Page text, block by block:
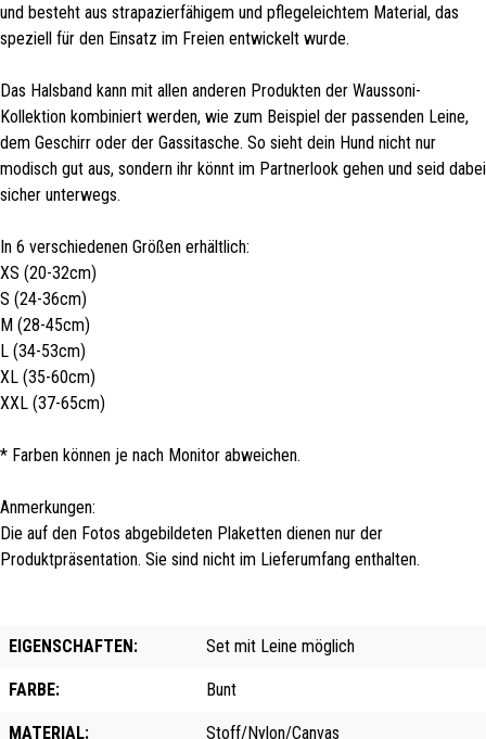
und besteht aus strapazierfähigem und pflegeleichtem Material, das
speziell für den Einsatz im Freien entwickelt wurde.
Das Halsband kann mit allen anderen Produkten der Waussoni-
Kollektion kombiniert werden, wie zum Beispiel der passenden Leine,
dem Geschirr oder der Gassitasche. So sieht dein Hund nicht nur
modisch gut aus, sondern ihr könnt im Partnerlook gehen und seid dabei
sicher unterwegs.
In 6 verschiedenen Größen erhältlich:
XS (20-32cm)
S (24-36cm)
M (28-45cm)
L (34-53cm)
XL (35-60cm)
XXL (37-65cm)
* Farben können je nach Monitor abweichen.
Anmerkungen:
Die auf den Fotos abgebildeten Plaketten dienen nur der
Produktpräsentation. Sie sind nicht im Lieferumfang enthalten.
EIGENSCHAFTEN: Set mit Leine möglich
FARBE: Bunt
MATERIAL: Stoff/Nylon/Canvas